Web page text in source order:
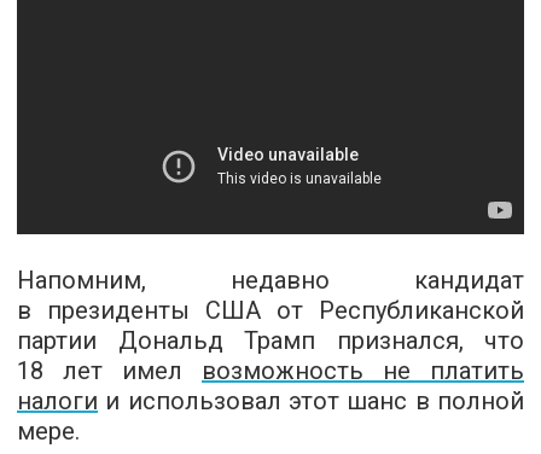
Напомним, недавно кандидат
в президенты США от Республиканской
партии Дональд Трамп признался, что
18 лет имел возможность не платить
налоги и использовал этот шанс в полной
мере.